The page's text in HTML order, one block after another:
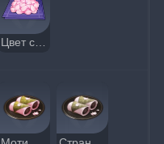
Цвет сакуры